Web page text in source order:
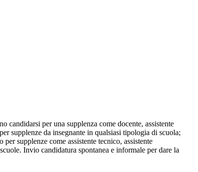
candidarsi per una supplenza come docente, assistente
supplenze da insegnante in qualsiasi tipologia di scuola;
per supplenze come assistente tecnico, assistente
Invio candidatura spontanea e informale per dare la